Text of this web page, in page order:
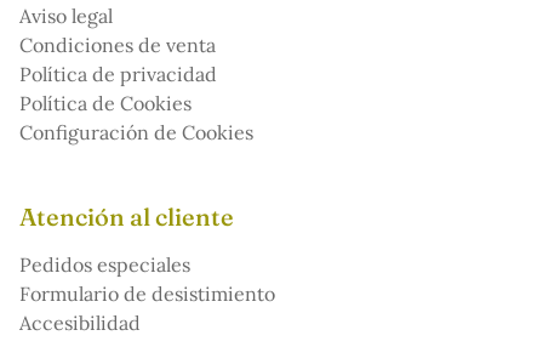
Aviso legal
Condiciones de venta
Política de privacidad
Política de Cookies
Configuración de Cookies
Atención al cliente
Pedidos especiales
Formulario de desistimiento
Accesibilidad